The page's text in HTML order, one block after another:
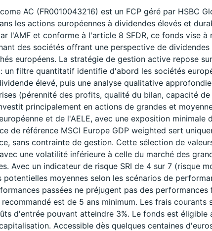
AC (FR0010043216) est un FCP géré par HSBC
les actions européennes à dividendes élevés et
l'AMF et conforme à l'article 8 SFDR, ce fonds vise à
des sociétés offrant une perspective de dividendes
européens. La stratégie de gestion active repose
un filtre quantitatif identifie d'abord les sociétés
élevé, puis une analyse qualitative
(pérennité des profits, qualité du bilan, capacité
principalement en actions de grandes et
et de l'AELE, avec une exposition minimale
de référence MSCI Europe GDP weighted sert
sans contrainte de gestion. Cette sélection de
une volatilité inférieure à celle du marché des
Avec un indicateur de risque SRI de 4 sur 7 (risque
moyennes selon les scénarios de
passées ne préjugent pas des performances
est de 5 ans minimum. Les frais courants
d'entrée pouvant atteindre 3%. Le fonds est éligible
Accessible dès quelques centaines